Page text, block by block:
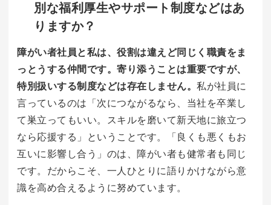
別な福利厚生やサポート制度などはあ
りますか？
障がい者社員と私は、役割は違えど同じく職責をま
っとうする仲間です。寄り添うことは重要ですが、
特別扱いする制度などは存在しません。 私が社員に
言っているのは「次につながるなら、当社を卒業し
て巣立ってもいい。スキルを磨いて新天地に旅立つ
なら応援する」ということです。「良くも悪くもお
互いに影響し合う」のは、障がい者も健常者も同じ
です。だからこそ、一人ひとりに語りかけながら意
識を高め合えるように努めています。